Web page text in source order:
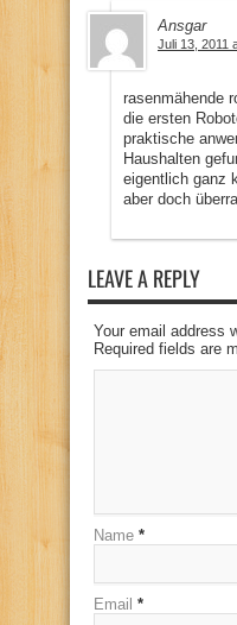
Ansgar
Juli 13, 2011
rasenmähende
die ersten
praktische
Haushalten
eigentlich ganz
aber doch
LEAVE A REPLY
Your email address
Required fields are
Name *
Email *